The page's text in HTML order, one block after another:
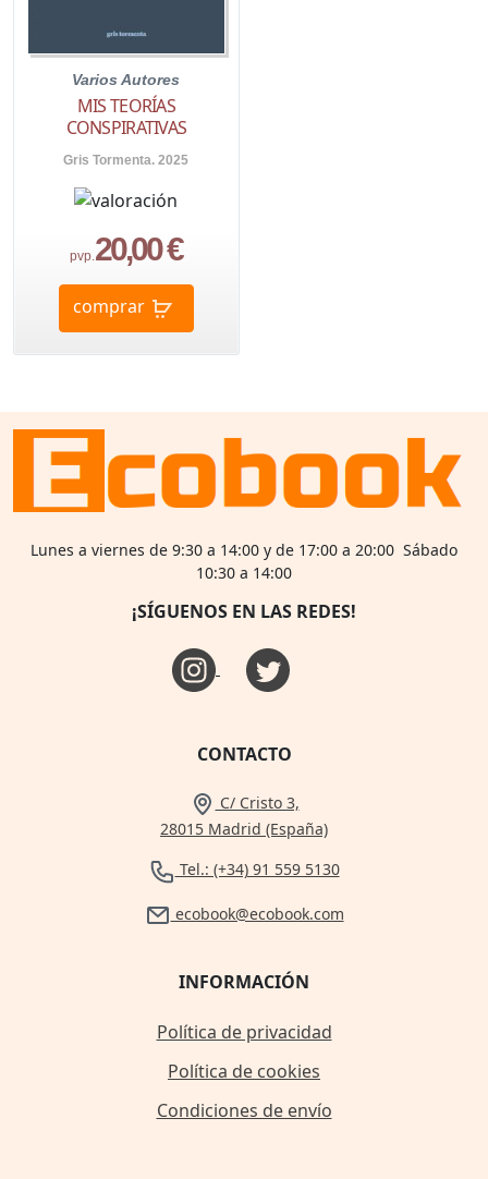
Varios Autores
MIS TEORÍAS
CONSPIRATIVAS
Gris Tormenta. 2025
pvp.20,00 €
comprar
Lunes a viernes de 9:30 a 14:00 y de 17:00 a 20:00 Sábado
10:30 a 14:00
¡SÍGUENOS EN LAS REDES!
CONTACTO
C/ Cristo 3,
28015 Madrid (España)
Tel.: (+34) 91 559 5130
ecobook@ecobook.com
INFORMACIÓN
Política de privacidad
Política de cookies
Condiciones de envío